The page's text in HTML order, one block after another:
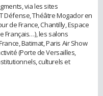
via les sites
Défense, Théâtre Mogador en
de France, Chantilly, Espace
Français…), les salons
Batimat, Paris Air Show
(Porte de Versailles,
culturels et